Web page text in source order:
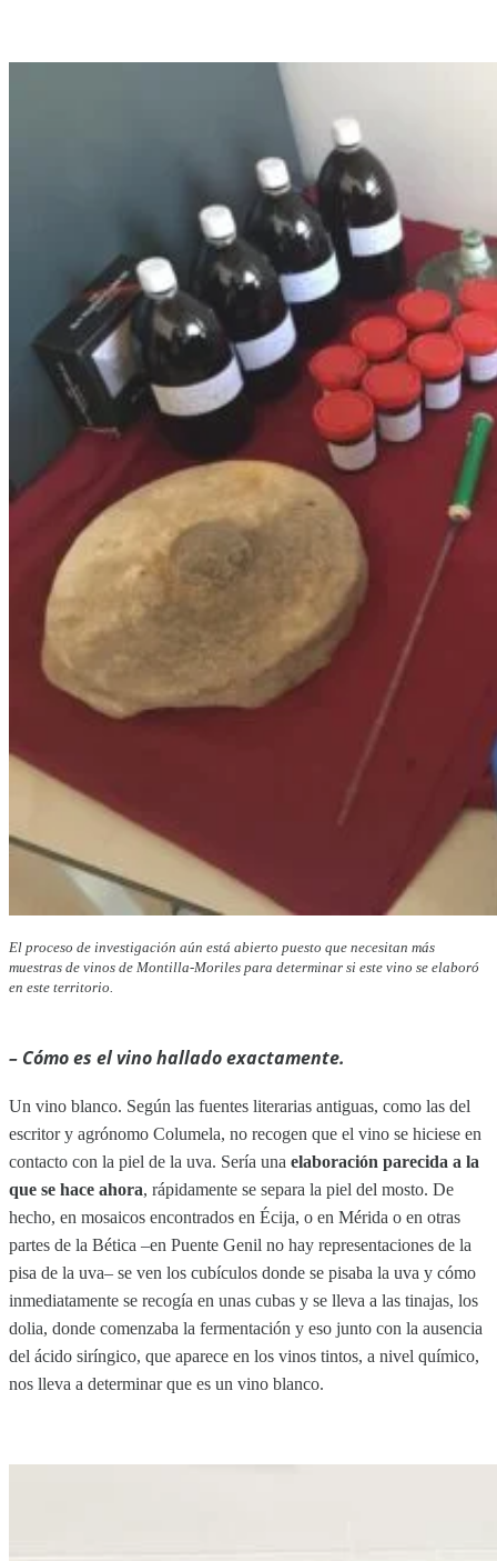
El proceso de investigación aún está abierto puesto que necesitan más
muestras de vinos de Montilla-Moriles para determinar si este vino se elaboró
en este territorio.
– Cómo es el vino hallado exactamente.
Un vino blanco. Según las fuentes literarias antiguas, como las del
escritor y agrónomo Columela, no recogen que el vino se hiciese en
contacto con la piel de la uva. Sería una elaboración parecida a la
que se hace ahora, rápidamente se separa la piel del mosto. De
hecho, en mosaicos encontrados en Écija, o en Mérida o en otras
partes de la Bética –en Puente Genil no hay representaciones de la
pisa de la uva– se ven los cubículos donde se pisaba la uva y cómo
inmediatamente se recogía en unas cubas y se lleva a las tinajas, los
dolia, donde comenzaba la fermentación y eso junto con la ausencia
del ácido siríngico, que aparece en los vinos tintos, a nivel químico,
nos lleva a determinar que es un vino blanco.